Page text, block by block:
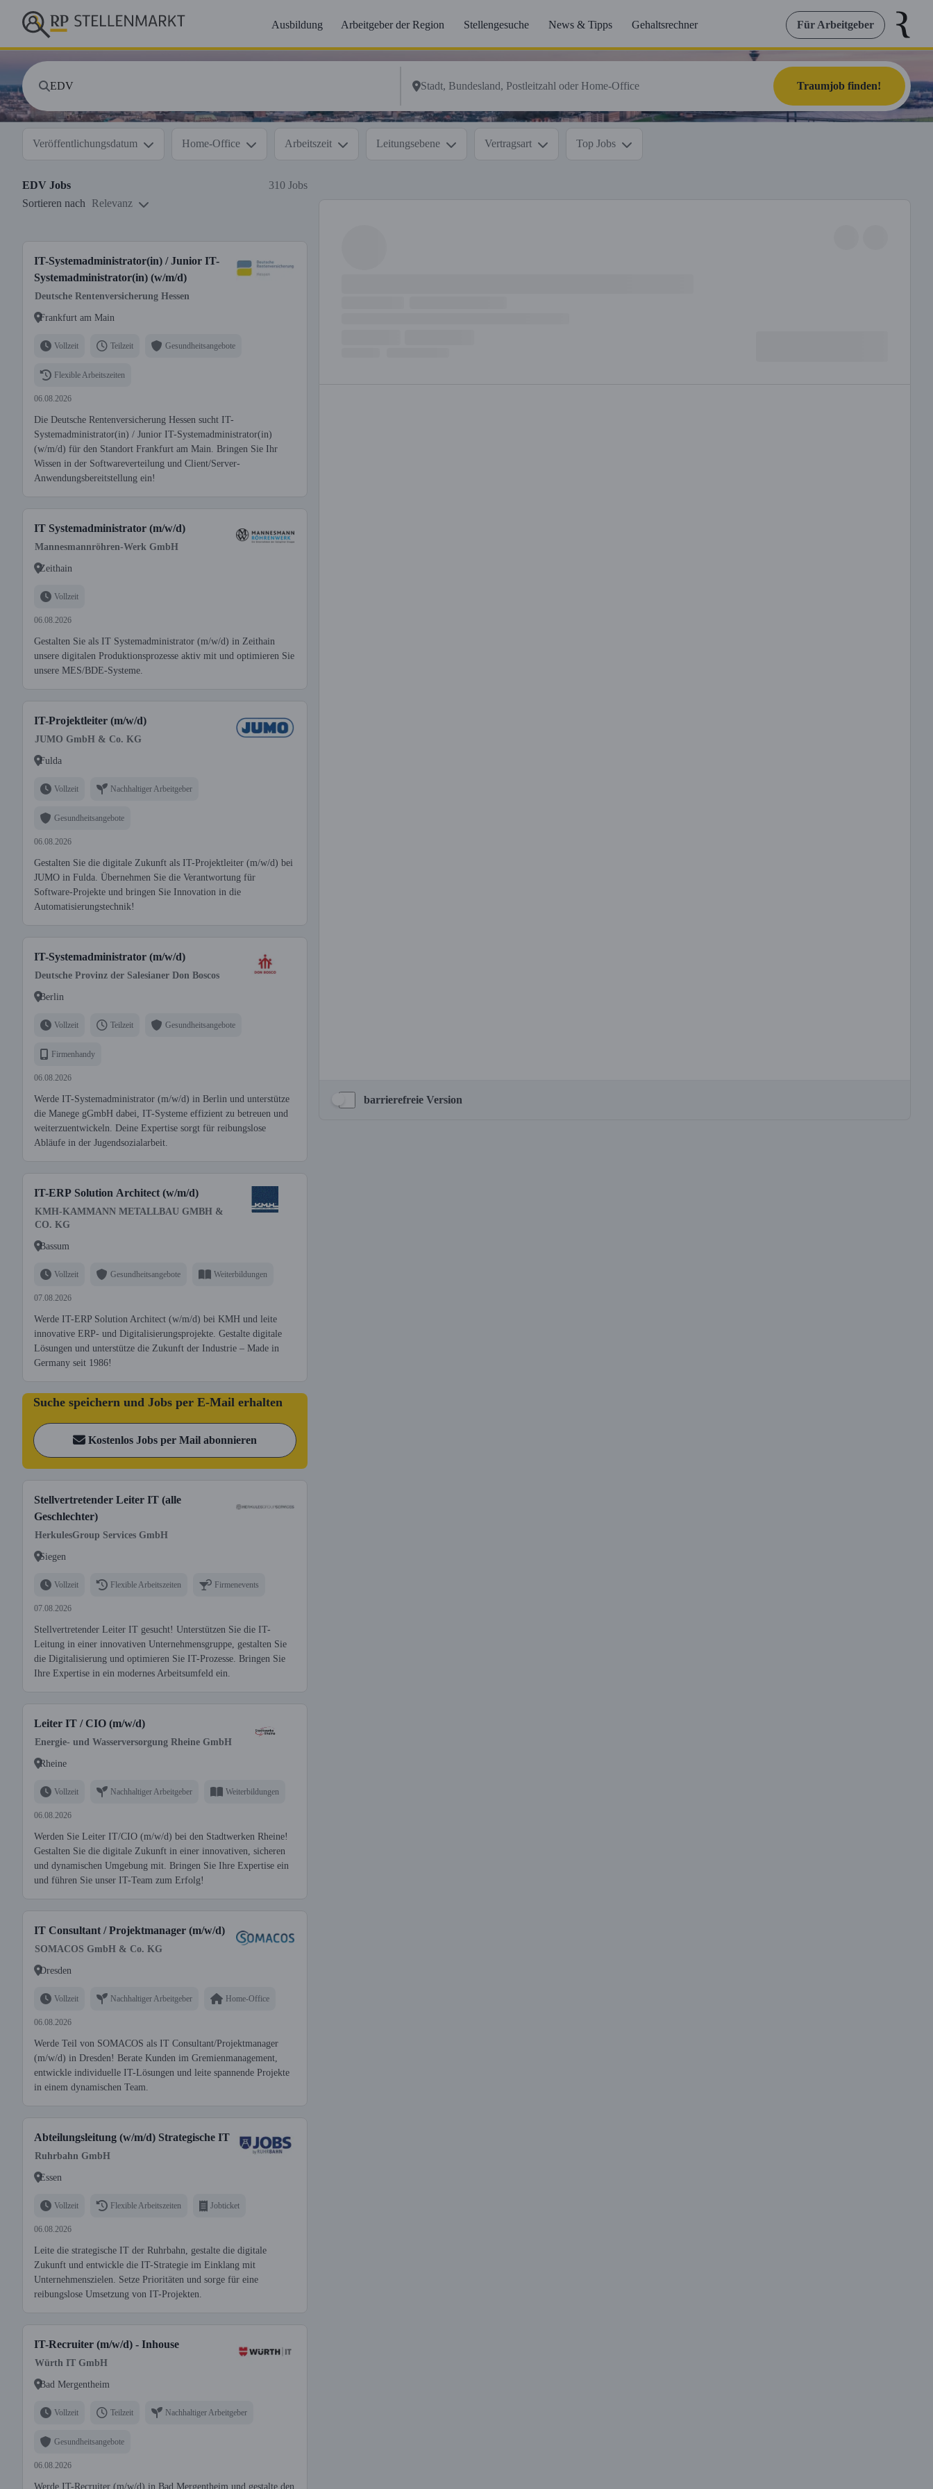
Ausbildung Arbeitgeber der Region Stellengesuche News & Tipps Gehaltsrechner Für Arbeitgeber
Traumjob finden!
Veröffentlichungsdatum Home-Office Arbeitszeit Leitungsebene Vertragsart Top Jobs
EDV Jobs
310 Jobs
Sortieren nach
Relevanz
IT-Systemadministrator(in) / Junior IT-
Systemadministrator(in) (w/m/d)
Deutsche Rentenversicherung Hessen
Frankfurt am Main
Vollzeit Teilzeit Gesundheitsangebote
Flexible Arbeitszeiten
06.08.2026
Die Deutsche Rentenversicherung Hessen sucht IT-
Systemadministrator(in) / Junior IT-Systemadministrator(in)
(w/m/d) für den Standort Frankfurt am Main. Bringen Sie Ihr
Wissen in der Softwareverteilung und Client/Server-
Anwendungsbereitstellung ein!
IT Systemadministrator (m/w/d)
Mannesmannröhren-Werk GmbH
Zeithain
Vollzeit
06.08.2026
Gestalten Sie als IT Systemadministrator (m/w/d) in Zeithain
unsere digitalen Produktionsprozesse aktiv mit und optimieren Sie
unsere MES/BDE-Systeme.
IT-Projektleiter (m/w/d)
JUMO GmbH & Co. KG
Fulda
Vollzeit Nachhaltiger Arbeitgeber
Gesundheitsangebote
06.08.2026
Gestalten Sie die digitale Zukunft als IT-Projektleiter (m/w/d) bei
JUMO in Fulda. Übernehmen Sie die Verantwortung für
Software-Projekte und bringen Sie Innovation in die
Automatisierungstechnik!
IT-Systemadministrator (m/w/d)
Deutsche Provinz der Salesianer Don Boscos
Berlin
Vollzeit Teilzeit Gesundheitsangebote
Firmenhandy
06.08.2026
Werde IT-Systemadministrator (m/w/d) in Berlin und unterstütze
die Manege gGmbH dabei, IT-Systeme effizient zu betreuen und
weiterzuentwickeln. Deine Expertise sorgt für reibungslose
Abläufe in der Jugendsozialarbeit.
IT-ERP Solution Architect (w/m/d)
KMH-KAMMANN METALLBAU GMBH &
CO. KG
Bassum
Vollzeit Gesundheitsangebote Weiterbildungen
07.08.2026
Werde IT-ERP Solution Architect (w/m/d) bei KMH und leite
innovative ERP- und Digitalisierungsprojekte. Gestalte digitale
Lösungen und unterstütze die Zukunft der Industrie – Made in
Germany seit 1986!
Suche speichern und Jobs per E-Mail erhalten
Kostenlos Jobs per Mail abonnieren
Stellvertretender Leiter IT (alle
Geschlechter)
HerkulesGroup Services GmbH
Siegen
Vollzeit Flexible Arbeitszeiten Firmenevents
07.08.2026
Stellvertretender Leiter IT gesucht! Unterstützen Sie die IT-
Leitung in einer innovativen Unternehmensgruppe, gestalten Sie
die Digitalisierung und optimieren Sie IT-Prozesse. Bringen Sie
Ihre Expertise in ein modernes Arbeitsumfeld ein.
Leiter IT / CIO (m/w/d)
Energie- und Wasserversorgung Rheine GmbH
Rheine
Vollzeit Nachhaltiger Arbeitgeber Weiterbildungen
06.08.2026
Werden Sie Leiter IT/CIO (m/w/d) bei den Stadtwerken Rheine!
Gestalten Sie die digitale Zukunft in einer innovativen, sicheren
und dynamischen Umgebung mit. Bringen Sie Ihre Expertise ein
und führen Sie unser IT-Team zum Erfolg!
IT Consultant / Projektmanager (m/w/d)
SOMACOS GmbH & Co. KG
Dresden
Vollzeit Nachhaltiger Arbeitgeber Home-Office
06.08.2026
Werde Teil von SOMACOS als IT Consultant/Projektmanager
(m/w/d) in Dresden! Berate Kunden im Gremienmanagement,
entwickle individuelle IT-Lösungen und leite spannende Projekte
in einem dynamischen Team.
Abteilungsleitung (w/m/d) Strategische IT
Ruhrbahn GmbH
Essen
Vollzeit Flexible Arbeitszeiten Jobticket
06.08.2026
Leite die strategische IT der Ruhrbahn, gestalte die digitale
Zukunft und entwickle die IT-Strategie im Einklang mit
Unternehmenszielen. Setze Prioritäten und sorge für eine
reibungslose Umsetzung von IT-Projekten.
IT-Recruiter (m/w/d) - Inhouse
Würth IT GmbH
Bad Mergentheim
Vollzeit Teilzeit Nachhaltiger Arbeitgeber
Gesundheitsangebote
06.08.2026
Werde IT-Recruiter (m/w/d) in Bad Mergentheim und gestalte den
barrierefreie Version